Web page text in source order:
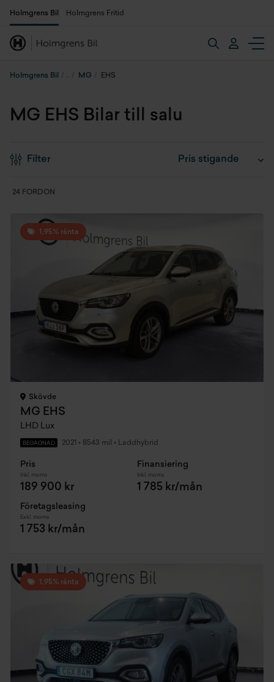
Holmgrens Bil Holmgrens Fritid
Holmgrens Bil MG EHS
MG EHS Bilar till salu
Filter
24 FORDON
1,95% ränta
Skövde
MG EHS
LHD Lux
BEGAGNAD 2021 • 8543 mil • Laddhybrid
Pris
Inkl. moms
189 900 kr
Finansiering
Inkl. moms
1 785 kr/mån
Företagsleasing
Exkl. moms
1 753 kr/mån
1,95% ränta